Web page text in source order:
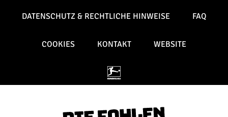
DATENSCHUTZ & RECHTLICHE HINWEISE FAQ
COOKIES KONTAKT WEBSITE